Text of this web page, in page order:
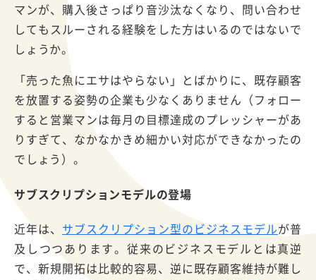
マンが、購入後さっぱり音沙汰なくなり、問い合わせ
してもスルーされる経験をした方はいるのではないで
しょうか。
「売った魚にエサはやらない」とばかりに、既存顧客
を放置する姿勢の企業も少なくありません（フォロー
すると営業マンは毎月の目標達成のプレッシャーがあ
りすぎて、なかなかきめ細かい対応ができなかったの
でしょう）。
サブスクリプションモデルの登場
近年は、 サブスクリプション型のビジネスモデルが普
及しつつあります。従来のビジネスモデルとは真逆
で、新規開拓は比較的容易、逆に既存顧客維持が難し